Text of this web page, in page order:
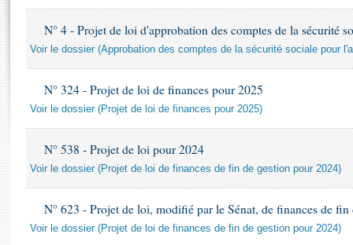
Rapports d'information
Rapports d'enquête
Rapports législatifs
Rapports sur l'application des lois
Baromètre de l’application des lois
Dossiers législatifs
Budget et sécurité sociale
Questions écrites et orales
Anciennes législatures
N° 4 - Projet de loi d'approbation des comptes de la sécurité
Voir le dossier (Approbation des comptes de la sécurité sociale pour
N° 324 - Projet de loi de finances pour 2025
Voir le dossier (Projet de loi de finances pour 2025)
N° 538 - Projet de loi pour 2024
Voir le dossier (Projet de loi de finances de fin de gestion pour 2024)
N° 623 - Projet de loi, modifié par le Sénat, de finances de
Voir le dossier (Projet de loi de finances de fin de gestion pour 2024)